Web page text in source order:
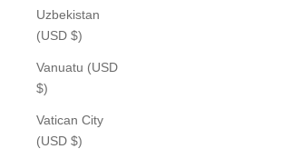
Uzbekistan
(USD $)
Vanuatu (USD
$)
Vatican City
(USD $)